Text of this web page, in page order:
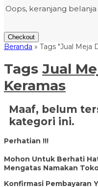
Oops, keranjang
Checkout
Beranda » Tags "Jual Meja
Tags Jual
Keramas
Maaf, belum
kategori ini.
Perhatian !!!
Mohon Untuk Berhati
Mengatas Namakan
Konfirmasi Pembayaran